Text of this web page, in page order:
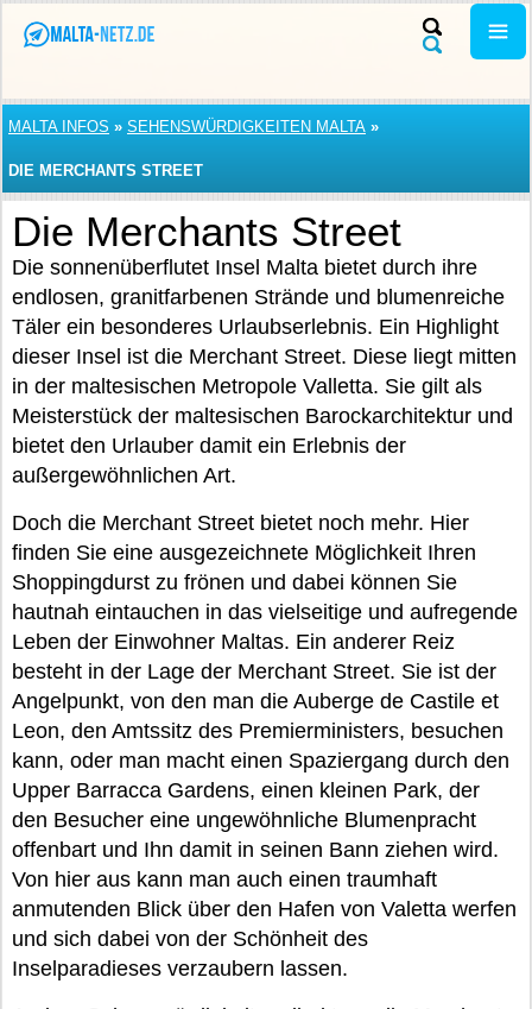
MALTA INFOS » SEHENSWÜRDIGKEITEN MALTA »
DIE MERCHANTS STREET
Die Merchants Street
Die sonnenüberflutet Insel Malta bietet durch ihre
endlosen, granitfarbenen Strände und blumenreiche
Täler ein besonderes Urlaubserlebnis. Ein Highlight
dieser Insel ist die Merchant Street. Diese liegt mitten
in der maltesischen Metropole Valletta. Sie gilt als
Meisterstück der maltesischen Barockarchitektur und
bietet den Urlauber damit ein Erlebnis der
außergewöhnlichen Art.
Doch die Merchant Street bietet noch mehr. Hier
finden Sie eine ausgezeichnete Möglichkeit Ihren
Shoppingdurst zu frönen und dabei können Sie
hautnah eintauchen in das vielseitige und aufregende
Leben der Einwohner Maltas. Ein anderer Reiz
besteht in der Lage der Merchant Street. Sie ist der
Angelpunkt, von den man die Auberge de Castile et
Leon, den Amtssitz des Premierministers, besuchen
kann, oder man macht einen Spaziergang durch den
Upper Barracca Gardens, einen kleinen Park, der
den Besucher eine ungewöhnliche Blumenpracht
offenbart und Ihn damit in seinen Bann ziehen wird.
Von hier aus kann man auch einen traumhaft
anmutenden Blick über den Hafen von Valetta werfen
und sich dabei von der Schönheit des
Inselparadieses verzaubern lassen.